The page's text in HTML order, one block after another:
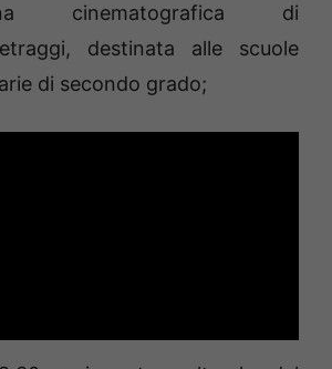
cinematografica di
destinata alle scuole
di secondo grado;